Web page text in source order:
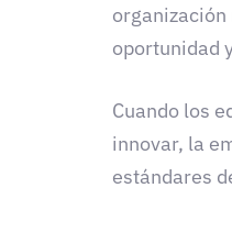
oportunidad
Cuando los
innovar, la
estándares